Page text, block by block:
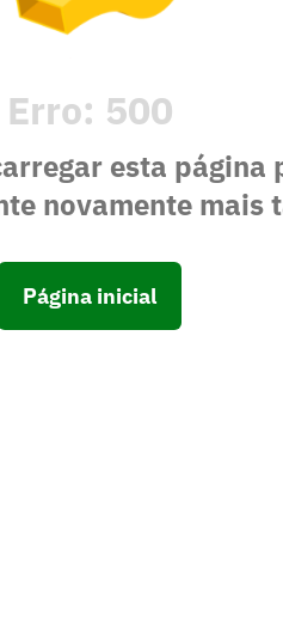
Erro: 500
esta página
novamente mais
Página inicial